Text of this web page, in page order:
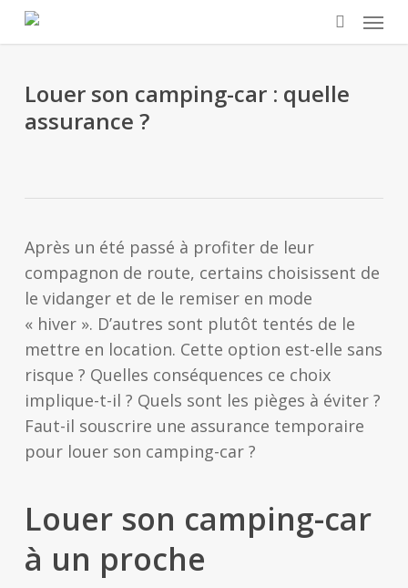
Skip
content
search
Menu
Louer son camping-car : quelle
assurance ?
Après un été passé à profiter de leur
compagnon de route, certains choisissent de
le vidanger et de le remiser en mode
« hiver ». D’autres sont plutôt tentés de le
mettre en location. Cette option est-elle sans
risque ? Quelles conséquences ce choix
implique-t-il ? Quels sont les pièges à éviter ?
Faut-il souscrire une assurance temporaire
pour louer son camping-car ?
Louer son camping-car
à un proche